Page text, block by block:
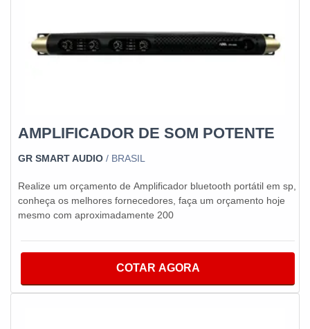
AMPLIFICADOR DE SOM POTENTE
GR SMART AUDIO / BRASIL
Realize um orçamento de Amplificador bluetooth portátil em sp,
conheça os melhores fornecedores, faça um orçamento hoje
mesmo com aproximadamente 200
COTAR AGORA